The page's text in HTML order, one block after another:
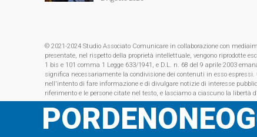
© 2021-2024 Studio Associato Comunicare in collaborazione con
presentate, nel rispetto della proprietà intellettuale, vengono riprodotte
1 bis e 101 comma 1 Legge 633/1941, e D.L. n. 68 del 9 aprile 2003
significa necessariamente la condivisione dei contenuti in esso
nell'intento di fare informazione e di divulgare notizie di interesse
riferimento e le persone citate nel testo, e lasciamo a ciascuno la libertà